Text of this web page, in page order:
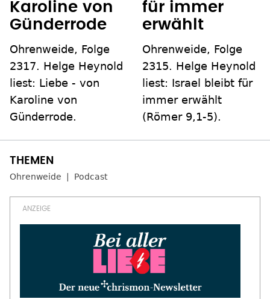
Karoline von
Günderrode
Ohrenweide, Folge
2317. Helge Heynold
liest: Liebe - von
Karoline von
Günderrode.
für immer
erwählt
Ohrenweide, Folge
2315. Helge Heynold
liest: Israel bleibt für
immer erwählt
(Römer 9,1-5).
Ohrenweide Podcast